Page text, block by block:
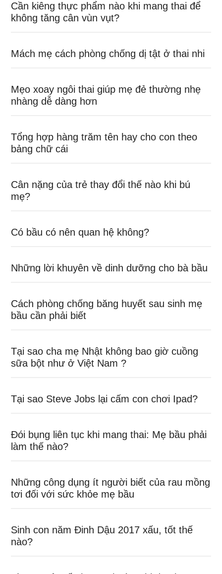
Cần kiêng thực phẩm nào khi mang thai để
không tăng cân vùn vụt?
Mách mẹ cách phòng chống dị tật ở thai nhi
Mẹo xoay ngôi thai giúp mẹ đẻ thường nhẹ
nhàng dễ dàng hơn
Tổng hợp hàng trăm tên hay cho con theo
bảng chữ cái
Cân nặng của trẻ thay đổi thế nào khi bú
mẹ?
Có bầu có nên quan hệ không?
Những lời khuyên về dinh dưỡng cho bà bầu
Cách phòng chống băng huyết sau sinh mẹ
bầu cần phải biết
Tại sao cha mẹ Nhật không bao giờ cuồng
sữa bột như ở Việt Nam ?
Tại sao Steve Jobs lại cấm con chơi Ipad?
Đói bụng liên tục khi mang thai: Mẹ bầu phải
làm thế nào?
Những công dụng ít người biết của rau mồng
tơi đối với sức khỏe mẹ bầu
Sinh con năm Đinh Dậu 2017 xấu, tốt thế
nào?